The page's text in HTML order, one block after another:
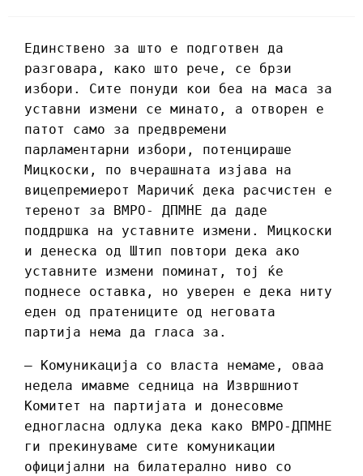
Единствено за што е подготвен да
разговара, како што рече, се брзи
избори. Сите понуди кои беа на маса за
уставни измени се минато, а отворен е
патот само за предвремени
парламентарни избори, потенцираше
Мицкоски, по вчерашната изјава на
вицепремиерот Маричиќ дека расчистен е
теренот за ВМРО- ДПМНЕ да даде
поддршка на уставните измени. Мицкоски
и денеска од Штип повтори дека ако
уставните измени поминат, тој ќе
поднесе оставка, но уверен е дека ниту
еден од пратениците од неговата
партија нема да гласа за.
– Комуникација со власта немаме, оваа
недела имавме седница на Извршниот
Комитет на партијата и донесовме
едногласна одлука дека како ВМРО-ДПМНЕ
ги прекинуваме сите комуникации
официјални на билатерално ниво со